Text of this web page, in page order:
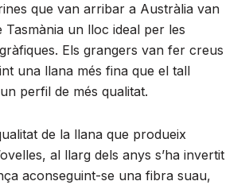
que van arribar a Austràlia van
Tasmània un lloc ideal per les
Els grangers van fer creus
una llana més fina que el tall
perfil de més qualitat.
de la llana que produeix
al llarg dels anys s’ha invertit
aconseguint-se una fibra suau,